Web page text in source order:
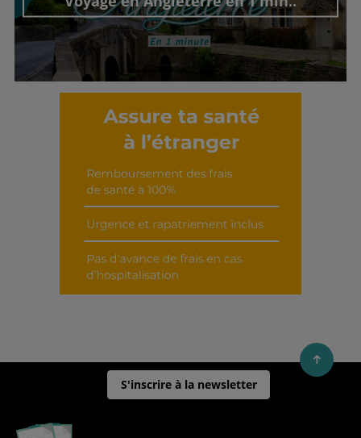
Découvrir cet interview
S'inscrire à la newsletter